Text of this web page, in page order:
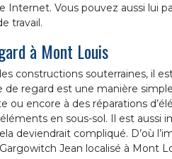
Internet. Vous pouvez aussi lui
travail.
à Mont Louis
constructions souterraines, il
de regard est une manière
ou encore à des réparations
en sous-sol. Il est aussi
deviendrait compliqué. D’où
Jean localisé à Mont